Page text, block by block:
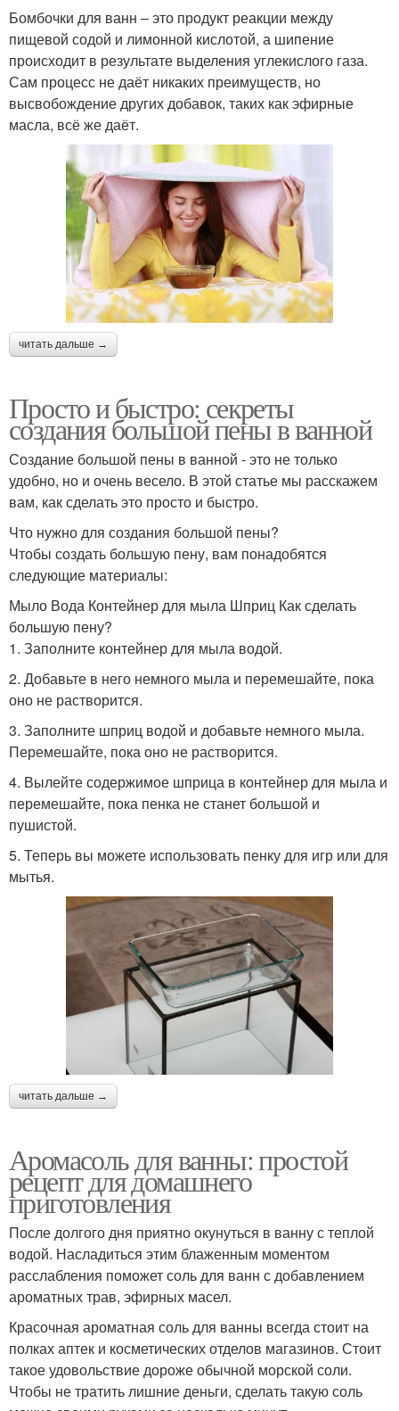
Бомбочки для ванн – это продукт реакции между
пищевой содой и лимонной кислотой, а шипение
происходит в результате выделения углекислого газа.
Сам процесс не даёт никаких преимуществ, но
высвобождение других добавок, таких как эфирные
масла, всё же даёт.
читать дальше →
Просто и быстро: секреты
создания большой пены в ванной
Создание большой пены в ванной - это не только
удобно, но и очень весело. В этой статье мы расскажем
вам, как сделать это просто и быстро.
Что нужно для создания большой пены?
Чтобы создать большую пену, вам понадобятся
следующие материалы:
Мыло Вода Контейнер для мыла Шприц Как сделать
большую пену?
1. Заполните контейнер для мыла водой.
2. Добавьте в него немного мыла и перемешайте, пока
оно не растворится.
3. Заполните шприц водой и добавьте немного мыла.
Перемешайте, пока оно не растворится.
4. Вылейте содержимое шприца в контейнер для мыла и
перемешайте, пока пенка не станет большой и
пушистой.
5. Теперь вы можете использовать пенку для игр или для
мытья.
читать дальше →
Аромасоль для ванны: простой
рецепт для домашнего
приготовления
После долгого дня приятно окунуться в ванну с теплой
водой. Насладиться этим блаженным моментом
расслабления поможет соль для ванн с добавлением
ароматных трав, эфирных масел.
Красочная ароматная соль для ванны всегда стоит на
полках аптек и косметических отделов магазинов. Стоит
такое удовольствие дороже обычной морской соли.
Чтобы не тратить лишние деньги, сделать такую соль